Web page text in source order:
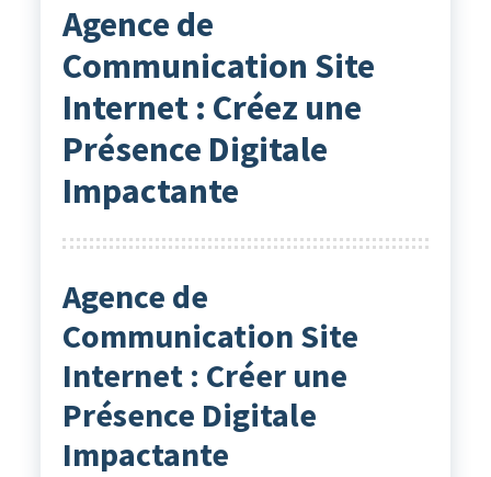
Agence de
Communication Site
Internet : Créez une
Présence Digitale
Impactante
Agence de
Communication Site
Internet : Créer une
Présence Digitale
Impactante